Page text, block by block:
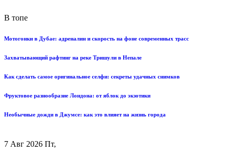
В топе
Мотогонки в Дубае: адреналин и скорость на фоне современных трасс
Захватывающий рафтинг на реке Тришули в Непале
Как сделать самое оригинальное селфи: секреты удачных снимков
Фруктовое разнообразие Лондона: от яблок до экзотики
Необычные дожди в Джумсе: как это влияет на жизнь города
7 Авг 2026 Пт,